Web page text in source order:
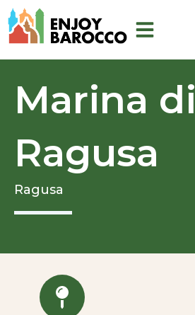
Vai
al
Marina di
Ragusa
Ragusa